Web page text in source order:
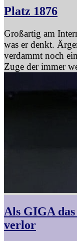
Platz 1876
Großartig am
was er denkt.
verdammt noch
Zuge der immer
Als GIGA
verlor